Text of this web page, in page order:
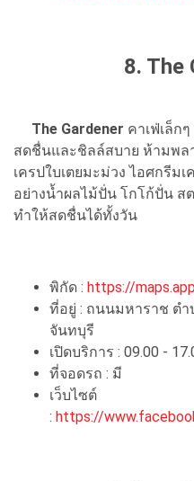
8. The
The Gardener คาเฟ่เล็ก
สดชื่นและชิลล์สบาย ห้ามพ
เครปใบเตยมะม่วง ไอศกรีม
อย่างน้ำผลไม้ปั่น โกโก้ปั่น ส
ทำให้สดชื่นได้ทั้งวัน
พิกัด : https://
ที่อยู่ : ถนนมหาราช ตำ
จันทบุรี
เปิดบริการ : 09.00 -
ที่จอดรถ : มี
เว็บไซต์
: https://